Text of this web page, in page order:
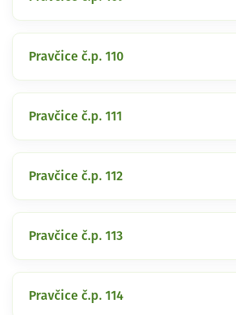
Pravčice č.p. 110
Pravčice č.p. 111
Pravčice č.p. 112
Pravčice č.p. 113
Pravčice č.p. 114